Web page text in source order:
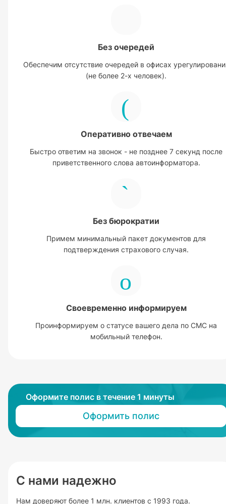
Без очередей
Обеспечим отсутствие очередей в офисах
(не более 2-х человек).
Оперативно отвечаем
Быстро ответим на звонок - не позднее 7 секунд после
приветственного слова автоинформатора.
Без бюрократии
Примем минимальный пакет документов для
подтверждения страхового случая.
Своевременно информируем
Проинформируем о статусе вашего дела по СМС на
мобильный телефон.
Оформите полис в течение 1 минуты
Оформить полис
С нами надежно
Нам доверяют более 1 млн. клиентов с 1993 года.